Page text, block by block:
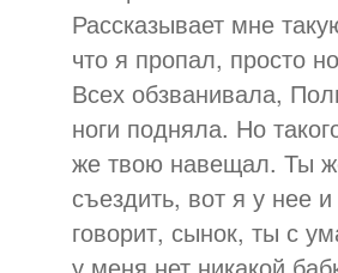
Рассказывает мне
что я пропал, просто
Всех обзванивала,
ноги подняла. Но
же твою навещал. Ты
съездить, вот я у нее
говорит, сынок, ты с